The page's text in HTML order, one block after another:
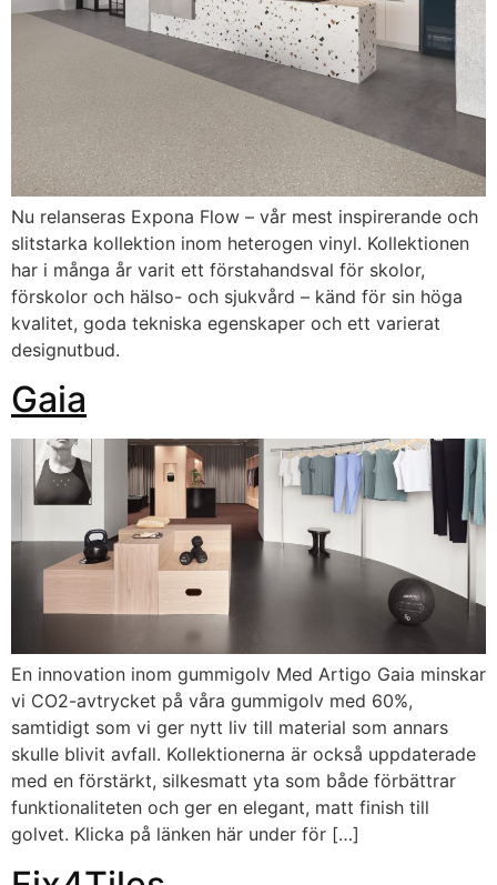
Nu relanseras Expona Flow – vår mest inspirerande och
slitstarka kollektion inom heterogen vinyl. Kollektionen
har i många år varit ett förstahandsval för skolor,
förskolor och hälso- och sjukvård – känd för sin höga
kvalitet, goda tekniska egenskaper och ett varierat
designutbud.
Gaia
En innovation inom gummigolv Med Artigo Gaia minskar
vi CO2-avtrycket på våra gummigolv med 60%,
samtidigt som vi ger nytt liv till material som annars
skulle blivit avfall. Kollektionerna är också uppdaterade
med en förstärkt, silkesmatt yta som både förbättrar
funktionaliteten och ger en elegant, matt finish till
golvet. Klicka på länken här under för […]